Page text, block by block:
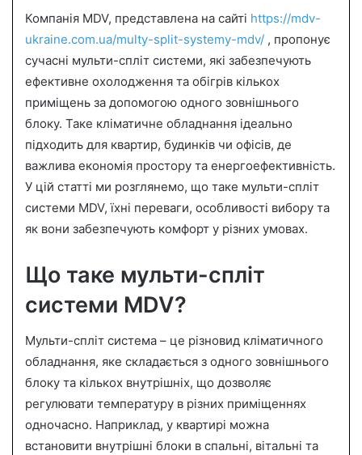
d
a
n
e
m
a
i
Компанія MDV, представлена на сайті https://mdv-
ukraine.com.ua/multy-split-systemy-mdv/ , пропонує
сучасні мульти-спліт системи, які забезпечують
ефективне охолодження та обігрів кількох
приміщень за допомогою одного зовнішнього
блоку. Таке кліматичне обладнання ідеально
підходить для квартир, будинків чи офісів, де
важлива економія простору та енергоефективність.
У цій статті ми розглянемо, що таке мульти-спліт
системи MDV, їхні переваги, особливості вибору та
як вони забезпечують комфорт у різних умовах.
Що таке мульти-спліт
системи MDV?
Мульти-спліт система – це різновид кліматичного
обладнання, яке складається з одного зовнішнього
блоку та кількох внутрішніх, що дозволяє
регулювати температуру в різних приміщеннях
одночасно. Наприклад, у квартирі можна
встановити внутрішні блоки в спальні, вітальні та